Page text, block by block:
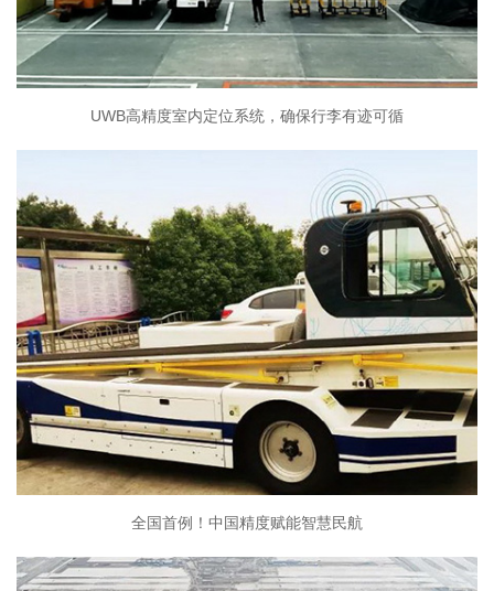
UWB高精度室内定位系统，确保行李有迹可循
全国首例！中国精度赋能智慧民航